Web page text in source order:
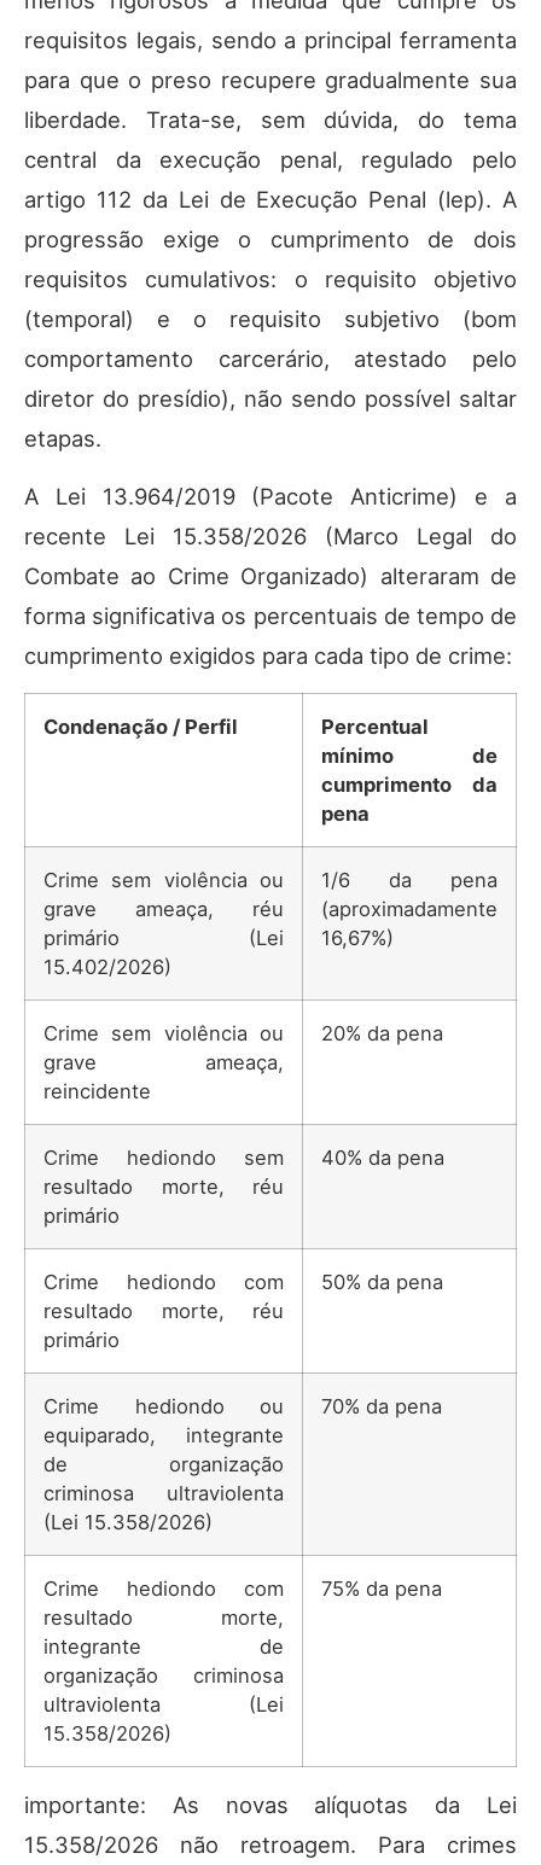
requisitos legais, sendo a principal ferramenta
para que o preso recupere gradualmente sua
liberdade. Trata-se, sem dúvida, do tema
central da execução penal, regulado pelo
artigo 112 da Lei de Execução Penal (lep). A
progressão exige o cumprimento de dois
requisitos cumulativos: o requisito objetivo
(temporal) e o requisito subjetivo (bom
comportamento carcerário, atestado pelo
diretor do presídio), não sendo possível saltar
etapas.
A Lei 13.964/2019 (Pacote Anticrime) e a
recente Lei 15.358/2026 (Marco Legal do
Combate ao Crime Organizado) alteraram de
forma significativa os percentuais de tempo de
cumprimento exigidos para cada tipo de crime:
Condenação / Perfil
Percentual
mínimo de
cumprimento da
pena
Crime sem violência ou
grave ameaça, réu
primário (Lei
15.402/2026)
1/6 da pena
(aproximadamente
16,67%)
Crime sem violência ou
grave ameaça,
reincidente
20% da pena
Crime hediondo sem
resultado morte, réu
primário
40% da pena
Crime hediondo com
resultado morte, réu
primário
50% da pena
Crime hediondo ou
equiparado, integrante
de organização
criminosa ultraviolenta
(Lei 15.358/2026)
70% da pena
Crime hediondo com
resultado morte,
integrante de
organização criminosa
ultraviolenta (Lei
15.358/2026)
75% da pena
importante: As novas alíquotas da Lei
15.358/2026 não retroagem. Para crimes